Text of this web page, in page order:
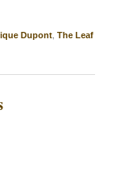
Dupont,The Leaf